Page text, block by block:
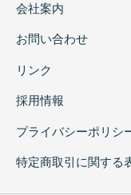
会社案内
お問い合わせ
リンク
採用情報
プライバシーポリシ
特定商取引に関する